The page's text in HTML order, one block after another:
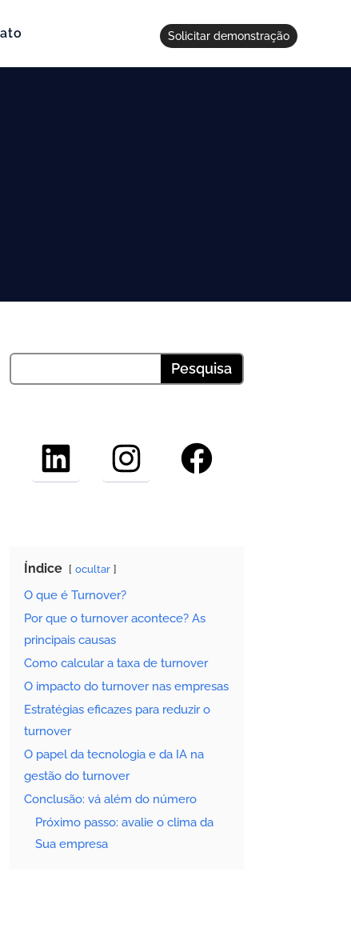
Solicitar demonstração
LinkedInInstagramFacebook
Índice ocultar
O que é Turnover?
Por que o turnover acontece? As
principais causas
Como calcular a taxa de turnover
O impacto do turnover nas empresas
Estratégias eficazes para reduzir o
turnover
O papel da tecnologia e da IA na
gestão do turnover
Conclusão: vá além do número
Próximo passo: avalie o clima da
Sua empresa